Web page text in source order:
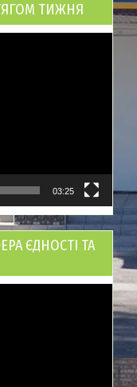
ТИЖНЯ
03:25
ЄДНОСТІ ТА